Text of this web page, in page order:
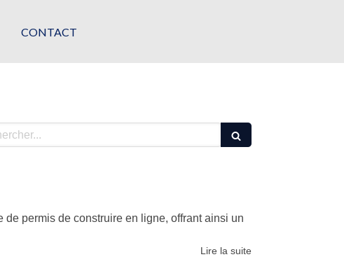
CONTACT
permis de construire en ligne, offrant ainsi un
Lire la suite